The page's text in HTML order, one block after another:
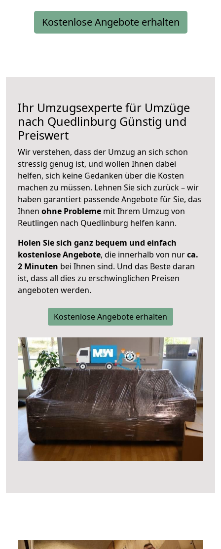
Kostenlose Angebote erhalten
Ihr Umzugsexperte für Umzüge
nach Quedlinburg Günstig und
Preiswert
Wir verstehen, dass der Umzug an sich schon
stressig genug ist, und wollen Ihnen dabei
helfen, sich keine Gedanken über die Kosten
machen zu müssen. Lehnen Sie sich zurück – wir
haben garantiert passende Angebote für Sie, das
Ihnen ohne Probleme mit Ihrem Umzug von
Reutlingen nach Quedlinburg helfen kann.
Holen Sie sich ganz bequem und einfach
kostenlose Angebote, die innerhalb von nurca.
2 Minuten bei Ihnen sind. Und das Beste daran
ist, dass all dies zu erschwinglichen Preisen
angeboten werden.
Kostenlose Angebote erhalten